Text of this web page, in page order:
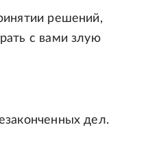
решений,
с вами злую
дел.